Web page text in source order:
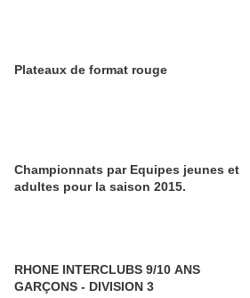
Plateaux de format rouge
Championnats par Equipes jeunes et
adultes pour la saison 2015.
RHONE INTERCLUBS 9/10 ANS
GARÇONS - DIVISION 3